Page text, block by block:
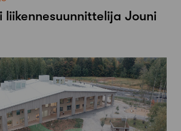
liikennesuunnittelija Jouni